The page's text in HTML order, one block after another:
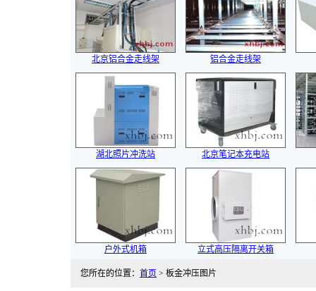
北京铝合金走线架 铝合金走线架
湖北照片冲洗站 北京笔记本充电站
户外式机箱 立式高压隔离开关箱
您所在的位置： 首页 > 板金冲压图片